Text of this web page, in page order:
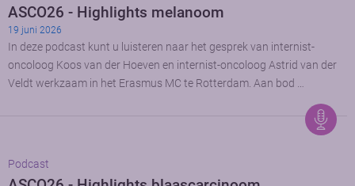
ASCO26 - Highlights melanoom
19 juni 2026
In deze podcast kunt u luisteren naar het gesprek van internist-
oncoloog Koos van der Hoeven en internist-oncoloog Astrid van der
Veldt werkzaam in het Erasmus MC te Rotterdam. Aan bod …
Podcast